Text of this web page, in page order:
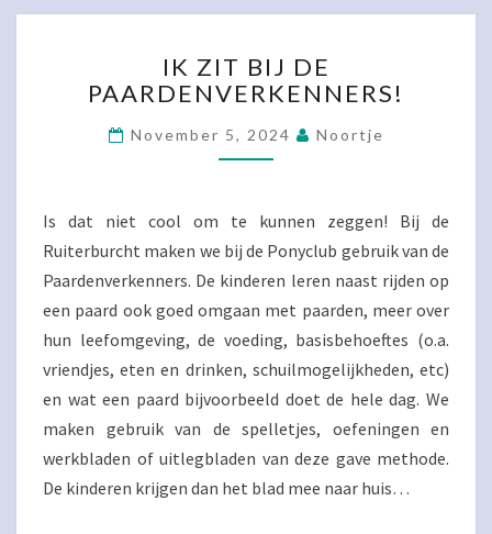
ZIT
BIJ
PAARDENVERKENNERS!
IK ZIT BIJ DE
PAARDENVERKENNERS!
November 5, 2024 Noortje
Is dat niet cool om te kunnen zeggen! Bij de
Ruiterburcht maken we bij de Ponyclub gebruik van de
Paardenverkenners. De kinderen leren naast rijden op
een paard ook goed omgaan met paarden, meer over
hun leefomgeving, de voeding, basisbehoeftes (o.a.
vriendjes, eten en drinken, schuilmogelijkheden, etc)
en wat een paard bijvoorbeeld doet de hele dag. We
maken gebruik van de spelletjes, oefeningen en
werkbladen of uitlegbladen van deze gave methode.
De kinderen krijgen dan het blad mee naar huis…